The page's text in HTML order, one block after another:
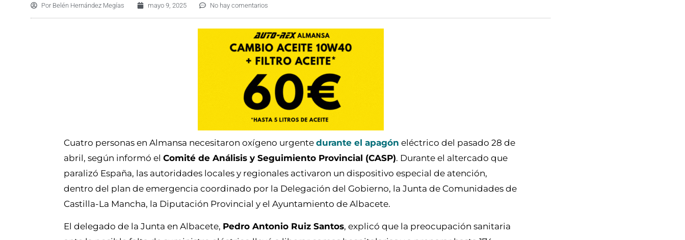
Por Belén Hernández Megías mayo 9, 2025 No hay comentarios
Cuatro personas en Almansa necesitaron oxígeno urgente durante el apagón eléctrico del pasado 28 de
abril, según informó el Comité de Análisis y Seguimiento Provincial (CASP). Durante el altercado que
paralizó España, las autoridades locales y regionales activaron un dispositivo especial de atención,
dentro del plan de emergencia coordinado por la Delegación del Gobierno, la Junta de Comunidades de
Castilla-La Mancha, la Diputación Provincial y el Ayuntamiento de Albacete.
El delegado de la Junta en Albacete, Pedro Antonio Ruiz Santos, explicó que la preocupación sanitaria